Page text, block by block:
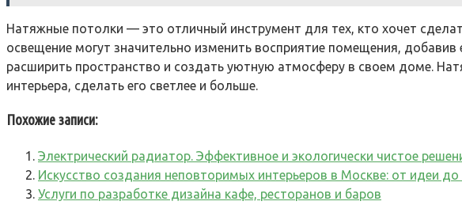
Натяжные потолки — это отличный инструмент для тех, кто хочет
освещение могут значительно изменить восприятие помещения,
расширить пространство и создать уютную атмосферу в своем доме.
интерьера, сделать его светлее и больше.
Похожие записи:
Электрический радиатор. Эффективное и экологически чистое
Искусство создания неповторимых интерьеров в Москве: от идеи
Услуги по разработке дизайна кафе, ресторанов и баров